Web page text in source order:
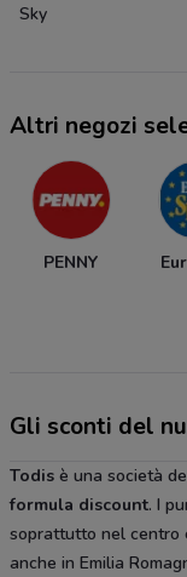
Sky
Altri negozi
PENNY
Gli sconti del
Todis è una società
formula discount. I
soprattutto nel centro
anche in Emilia